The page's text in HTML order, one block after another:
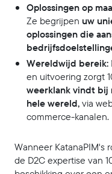
Oplossingen op
Ze begrijpen uw
oplossingen die
Wereldwijd bereik:
en uitvoering zorgt
weerklank vindt bij
hele wereld,via
commerce-kanalen.
Wanneer KatanaPIM's
de D2C expertise van